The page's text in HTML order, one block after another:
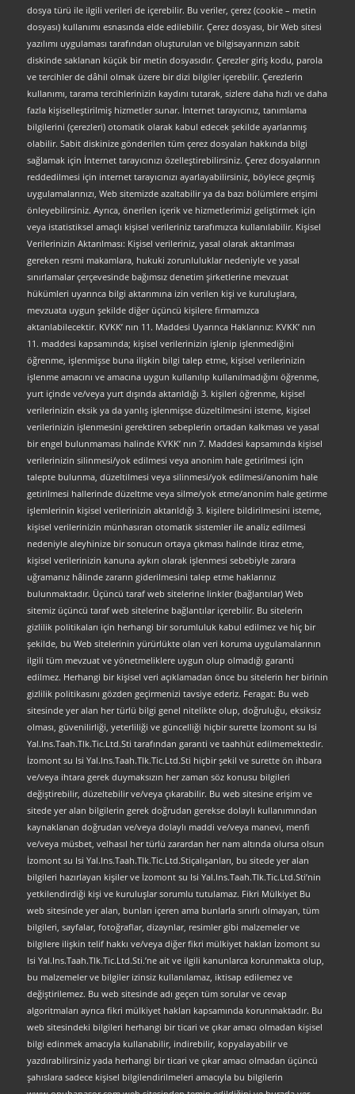
dosya türü ile ilgili verileri de içerebilir. Bu veriler, çerez (cookie – metin
dosyası) kullanımı esnasında elde edilebilir. Çerez dosyası, bir Web sitesi
yazılımı uygulaması tarafından oluşturulan ve bilgisayarınızın sabit
diskinde saklanan küçük bir metin dosyasıdır. Çerezler giriş kodu, parola
ve tercihler de dâhil olmak üzere bir dizi bilgiler içerebilir. Çerezlerin
kullanımı, tarama tercihlerinizin kaydını tutarak, sizlere daha hızlı ve daha
fazla kişiselleştirilmiş hizmetler sunar. İnternet tarayıcınız, tanımlama
bilgilerini (çerezleri) otomatik olarak kabul edecek şekilde ayarlanmış
olabilir. Sabit diskinize gönderilen tüm çerez dosyaları hakkında bilgi
sağlamak için İnternet tarayıcınızı özelleştirebilirsiniz. Çerez dosyalarının
reddedilmesi için internet tarayıcınızı ayarlayabilirsiniz, böylece geçmiş
uygulamalarınızı, Web sitemizde azaltabilir ya da bazı bölümlere erişimi
önleyebilirsiniz. Ayrıca, önerilen içerik ve hizmetlerimizi geliştirmek için
veya istatistiksel amaçlı kişisel verileriniz tarafımızca kullanılabilir. Kişisel
Verilerinizin Aktarılması: Kişisel verileriniz, yasal olarak aktarılması
gereken resmi makamlara, hukuki zorunluluklar nedeniyle ve yasal
sınırlamalar çerçevesinde bağımsız denetim şirketlerine mevzuat
hükümleri uyarınca bilgi aktarımına izin verilen kişi ve kuruluşlara,
mevzuata uygun şekilde diğer üçüncü kişilere firmamızca
aktarılabilecektir. KVKK’ nın 11. Maddesi Uyarınca Haklarınız: KVKK’ nın
11. maddesi kapsamında; kişisel verilerinizin işlenip işlenmediğini
öğrenme, işlenmişse buna ilişkin bilgi talep etme, kişisel verilerinizin
işlenme amacını ve amacına uygun kullanılıp kullanılmadığını öğrenme,
yurt içinde ve/veya yurt dışında aktarıldığı 3. kişileri öğrenme, kişisel
verilerinizin eksik ya da yanlış işlenmişse düzeltilmesini isteme, kişisel
verilerinizin işlenmesini gerektiren sebeplerin ortadan kalkması ve yasal
bir engel bulunmaması halinde KVKK’ nın 7. Maddesi kapsamında kişisel
verilerinizin silinmesi/yok edilmesi veya anonim hale getirilmesi için
talepte bulunma, düzeltilmesi veya silinmesi/yok edilmesi/anonim hale
getirilmesi hallerinde düzeltme veya silme/yok etme/anonim hale getirme
işlemlerinin kişisel verilerinizin aktarıldığı 3. kişilere bildirilmesini isteme,
kişisel verilerinizin münhasıran otomatik sistemler ile analiz edilmesi
nedeniyle aleyhinize bir sonucun ortaya çıkması halinde itiraz etme,
kişisel verilerinizin kanuna aykırı olarak işlenmesi sebebiyle zarara
uğramanız hâlinde zararın giderilmesini talep etme haklarınız
bulunmaktadır. Üçüncü taraf web sitelerine linkler (bağlantılar) Web
sitemiz üçüncü taraf web sitelerine bağlantılar içerebilir. Bu sitelerin
gizlilik politikaları için herhangi bir sorumluluk kabul edilmez ve hiç bir
şekilde, bu Web sitelerinin yürürlükte olan veri koruma uygulamalarının
ilgili tüm mevzuat ve yönetmeliklere uygun olup olmadığı garanti
edilmez. Herhangi bir kişisel veri açıklamadan önce bu sitelerin her birinin
gizlilik politikasını gözden geçirmenizi tavsiye ederiz. Feragat: Bu web
sitesinde yer alan her türlü bilgi genel nitelikte olup, doğruluğu, eksiksiz
olması, güvenilirliği, yeterliliği ve güncelliği hiçbir surette İzomont su Isi
Yal.Ins.Taah.Tlk.Tic.Ltd.Sti tarafından garanti ve taahhüt edilmemektedir.
İzomont su Isi Yal.Ins.Taah.Tlk.Tic.Ltd.Sti hiçbir şekil ve surette ön ihbara
ve/veya ihtara gerek duymaksızın her zaman söz konusu bilgileri
değiştirebilir, düzeltebilir ve/veya çıkarabilir. Bu web sitesine erişim ve
sitede yer alan bilgilerin gerek doğrudan gerekse dolaylı kullanımından
kaynaklanan doğrudan ve/veya dolaylı maddi ve/veya manevi, menfi
ve/veya müsbet, velhasıl her türlü zarardan her nam altında olursa olsun
İzomont su Isi Yal.Ins.Taah.Tlk.Tic.Ltd.Stiçalışanları, bu sitede yer alan
bilgileri hazırlayan kişiler ve İzomont su Isi Yal.Ins.Taah.Tlk.Tic.Ltd.Sti’nin
yetkilendirdiği kişi ve kuruluşlar sorumlu tutulamaz. Fikri Mülkiyet Bu
web sitesinde yer alan, bunları içeren ama bunlarla sınırlı olmayan, tüm
bilgileri, sayfalar, fotoğraflar, dizaynlar, resimler gibi malzemeler ve
bilgilere ilişkin telif hakkı ve/veya diğer fikri mülkiyet hakları İzomont su
Isi Yal.Ins.Taah.Tlk.Tic.Ltd.Sti.’ne ait ve ilgili kanunlarca korunmakta olup,
bu malzemeler ve bilgiler izinsiz kullanılamaz, iktisap edilemez ve
değiştirilemez. Bu web sitesinde adı geçen tüm sorular ve cevap
algoritmaları ayrıca fikri mülkiyet hakları kapsamında korunmaktadır. Bu
web sitesindeki bilgileri herhangi bir ticari ve çıkar amacı olmadan kişisel
bilgi edinmek amacıyla kullanabilir, indirebilir, kopyalayabilir ve
yazdırabilirsiniz yada herhangi bir ticari ve çıkar amacı olmadan üçüncü
şahıslara sadece kişisel bilgilendirilmeleri amacıyla bu bilgilerin